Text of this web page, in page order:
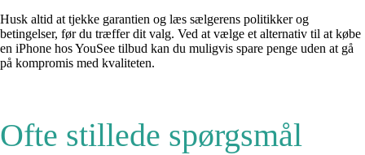
Husk altid at tjekke garantien og læs sælgerens politikker og
betingelser, før du træffer dit valg. Ved at vælge et alternativ til at købe
en iPhone hos YouSee tilbud kan du muligvis spare penge uden at gå
på kompromis med kvaliteten.
Ofte stillede spørgsmål